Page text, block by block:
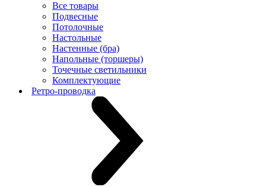
Все товары
Подвесные
Потолочные
Настольные
Настенные (бра)
Напольные (торшеры)
Точечные светильники
Комплектующие
Ретро-проводка